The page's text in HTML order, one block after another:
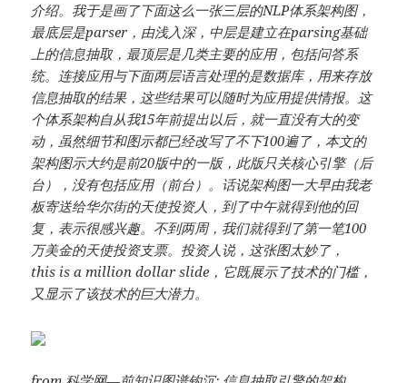
介绍。我于是画了下面这么一张三层的NLP体系架构图，
最底层是parser，由浅入深，中层是建立在parsing基础
上的信息抽取，最顶层是几类主要的应用，包括问答系
统。连接应用与下面两层语言处理的是数据库，用来存放
信息抽取的结果，这些结果可以随时为应用提供情报。这
个体系架构自从我15年前提出以后，就一直没有大的变
动，虽然细节和图示都已经改写了不下100遍了，本文的
架构图示大约是前20版中的一版，此版只关核心引擎（后
台），没有包括应用（前台）。话说架构图一大早由我老
板寄送给华尔街的天使投资人，到了中午就得到他的回
复，表示很感兴趣。不到两周，我们就得到了第一笔100
万美金的天使投资支票。投资人说，这张图太妙了，
this is a million dollar slide，它既展示了技术的门槛，
又显示了该技术的巨大潜力。